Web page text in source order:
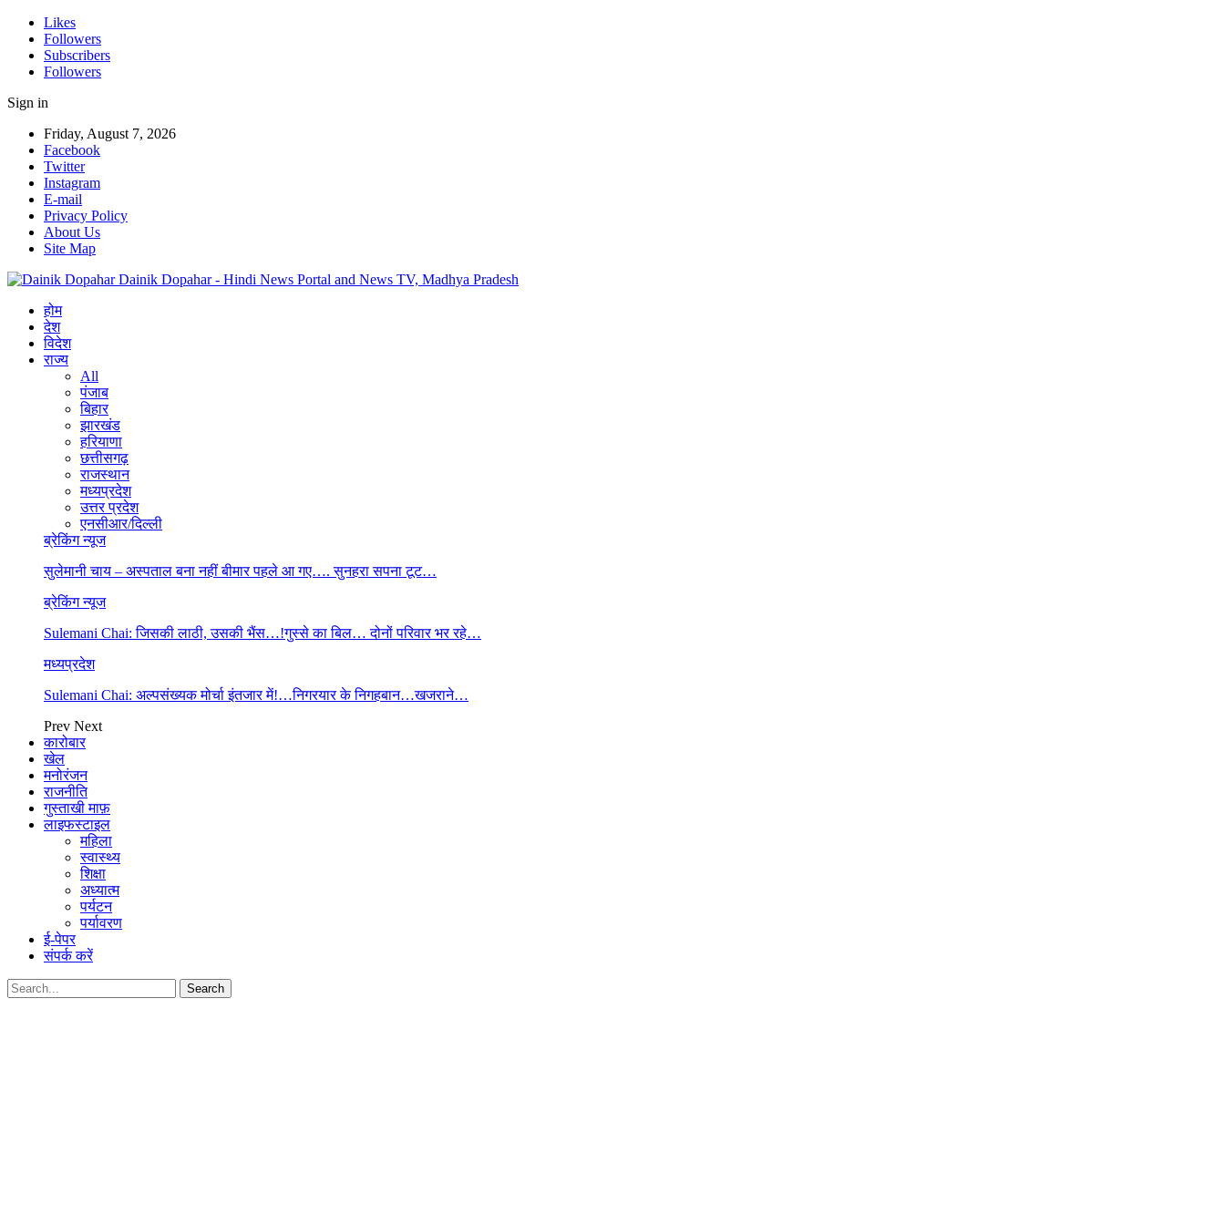
Likes
Followers
Subscribers
Followers
Sign in
Friday, August 7, 2026
Facebook
Twitter
Instagram
E-mail
Privacy Policy
About Us
Site Map
Dainik Dopahar - Hindi News Portal and News TV, Madhya Pradesh
होम
देश
विदेश
राज्य
All
पंजाब
बिहार
झारखंड
हरियाणा
छत्तीसगढ़
राजस्थान
मध्यप्रदेश
उत्तर प्रदेश
एनसीआर/दिल्ली
ब्रेकिंग न्यूज
सुलेमानी चाय – अस्पताल बना नहीं बीमार पहले आ गए…. सुनहरा सपना टूट…
ब्रेकिंग न्यूज
Sulemani Chai: जिसकी लाठी, उसकी भैंस…!गुस्से का बिल… दोनों परिवार भर रहे…
मध्यप्रदेश
Sulemani Chai: अल्पसंख्यक मोर्चा इंतजार में!…निगरयार के निगहबान…खजराने…
Prev Next
कारोबार
खेल
मनोरंजन
राजनीति
गुस्ताखी माफ़
लाइफस्टाइल
महिला
स्वास्थ्य
शिक्षा
अध्यात्म
पर्यटन
पर्यावरण
ई-पेपर
संपर्क करें